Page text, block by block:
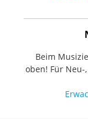
Beim
oben! Für